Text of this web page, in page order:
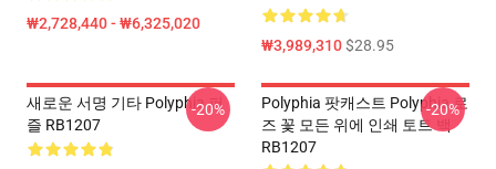
₩2,728,440 - ₩6,325,020
₩3,989,310$28.95
새로운 서명 기타 Polyphia 퍼
즐 RB1207
-20%
Polyphia 팟캐스트 Polyphia 로
즈 꽃 모든 위에 인쇄 토트 백
RB1207
-20%